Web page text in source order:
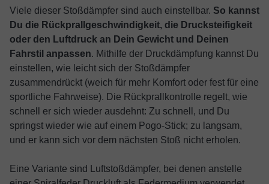
Viele dieser Stoßdämpfer sind auch einstellbar. So kannst
Du die Rückprallgeschwindigkeit, die Drucksteifigkeit
oder den Luftdruck an Dein Gewicht und Deinen
Fahrstil anpassen. Mithilfe der Druckdämpfung kannst Du
einstellen, wie leicht sich der Stoßdämpfer
zusammendrückt (weich für mehr Komfort oder fest für eine
sportliche Fahrweise). Die Rückprallkontrolle regelt, wie
schnell er sich wieder ausdehnt: Zu schnell, und Du
springst wieder wie auf einem Pogo-Stick; zu langsam,
und er kann sich vor dem nächsten Stoß nicht erholen.
Eine Variante sind Luftstoßdämpfer, bei denen anstelle